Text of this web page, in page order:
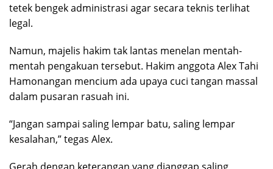
tetek bengek administrasi agar secara teknis terlihat
legal.
Namun, majelis hakim tak lantas menelan mentah-
mentah pengakuan tersebut. Hakim anggota Alex Tahi
Hamonangan mencium ada upaya cuci tangan massal
dalam pusaran rasuah ini.
“Jangan sampai saling lempar batu, saling lempar
kesalahan,” tegas Alex.